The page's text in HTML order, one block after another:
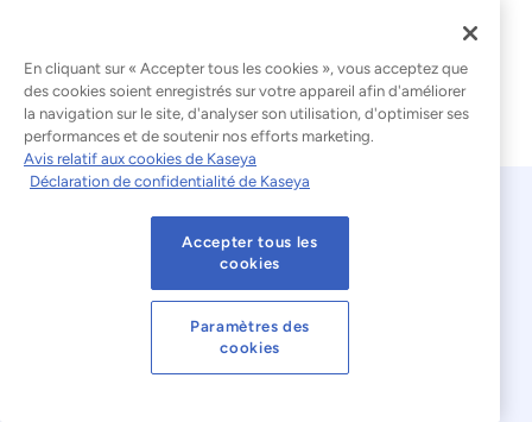
Lire l'article de blog
© 2026 Kaseya. Tous droits réservés.
En cliquant sur « Accepter tous les cookies », vous acceptez que
des cookies soient enregistrés sur votre appareil afin d'améliorer
la navigation sur le site, d'analyser son utilisation, d'optimiser ses
performances et de soutenir nos efforts marketing.
Avis relatif aux cookies de Kaseya
Déclaration de confidentialité de Kaseya
Accepter tous les
cookies
Paramètres des
cookies